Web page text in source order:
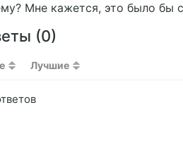
Мне кажется, это было бы
(0)
Лучшие